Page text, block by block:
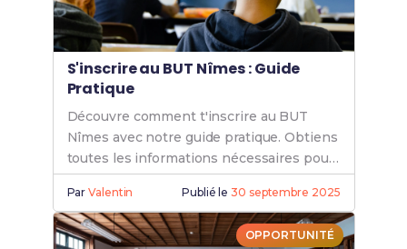
S'inscrire au BUT Nîmes : Guide
Pratique
Découvre comment t'inscrire au BUT
Nîmes avec notre guide pratique. Obtiens
toutes les informations nécessaires pour
l'admission à Nîmes.
ParValentin Publié le30 septembre 2025
OPPORTUNITÉ